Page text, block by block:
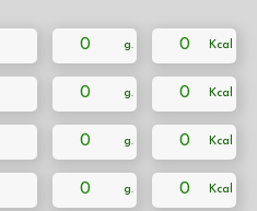
0 0
0 0
0 0
0 0